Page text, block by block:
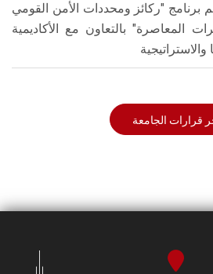
"ركائز ومحددات الأمن القومي
المعاصرة" بالتعاون مع الأكاديمية
قرارات الجامعة